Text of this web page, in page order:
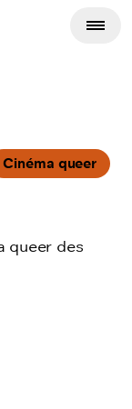
Cinéma queer
queer des